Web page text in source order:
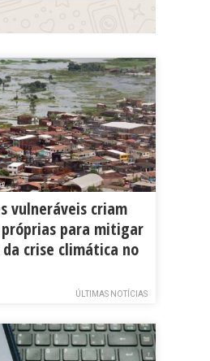
vulneráveis criam
para mitigar
crise climática no
ÚLTIMAS NOTÍCIAS